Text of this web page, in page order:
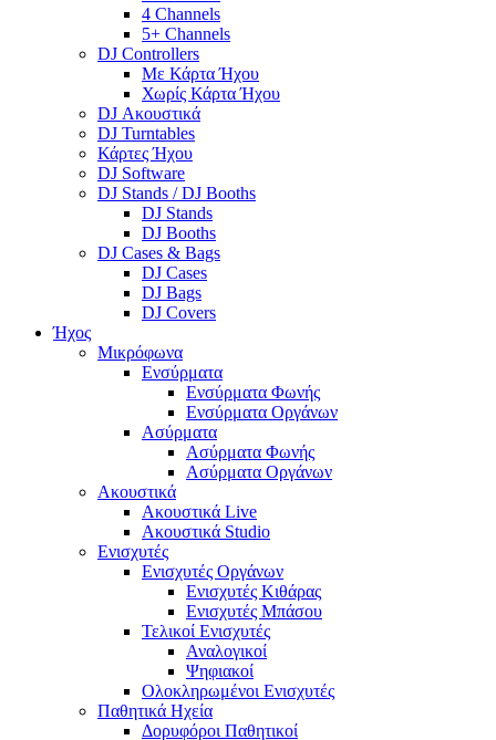
4 Channels
5+ Channels
DJ Controllers
Με Κάρτα Ήχου
Χωρίς Κάρτα Ήχου
DJ Ακουστικά
DJ Turntables
Κάρτες Ήχου
DJ Software
DJ Stands / DJ Booths
DJ Stands
DJ Booths
DJ Cases & Bags
DJ Cases
DJ Bags
DJ Covers
Ήχος
Μικρόφωνα
Ενσύρματα
Ενσύρματα Φωνής
Ενσύρματα Οργάνων
Ασύρματα
Ασύρματα Φωνής
Ασύρματα Οργάνων
Ακουστικά
Ακουστικά Live
Ακουστικά Studio
Ενισχυτές
Ενισχυτές Οργάνων
Ενισχυτές Κιθάρας
Ενισχυτές Μπάσου
Τελικοί Ενισχυτές
Αναλογικοί
Ψηφιακοί
Ολοκληρωμένοι Ενισχυτές
Παθητικά Ηχεία
Δορυφόροι Παθητικοί